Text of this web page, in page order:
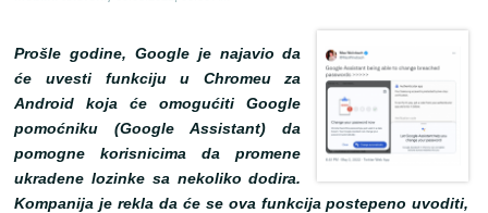
Prošle godine, Google je najavio da
će uvesti funkciju u Chromeu za
Android koja će omogućiti Google
pomoćniku (Google Assistant) da
pomogne korisnicima da promene
ukradene lozinke sa nekoliko dodira.
Kompanija je rekla da će se ova funkcija postepeno uvoditi,